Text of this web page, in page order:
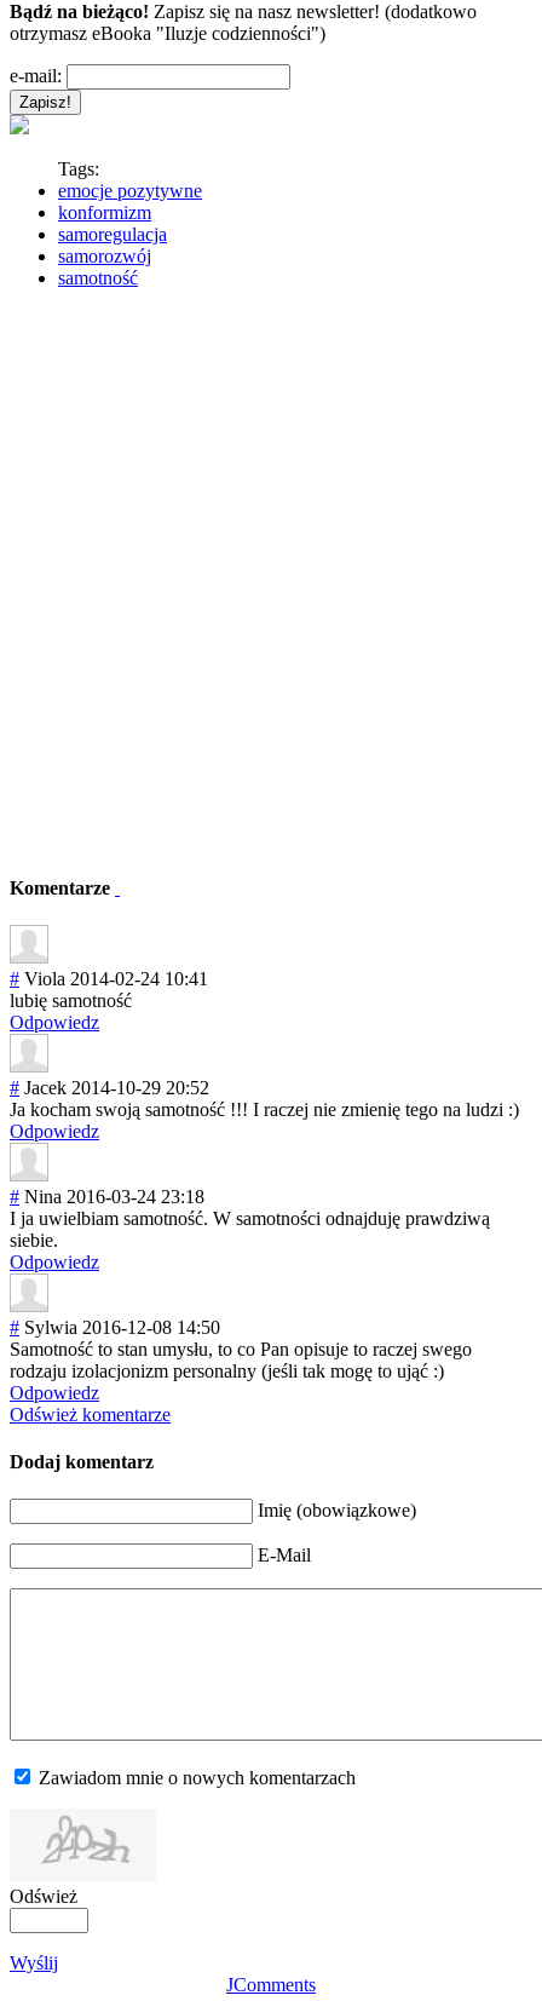
Bądź na bieżąco! Zapisz się na nasz newsletter! (dodatkowo
otrzymasz eBooka "Iluzje codzienności")
e-mail:
Tags:
emocje pozytywne
konformizm
samoregulacja
samorozwój
samotność
Komentarze
# Viola 2014-02-24 10:41
lubię samotność
Odpowiedz
# Jacek 2014-10-29 20:52
Ja kocham swoją samotność !!! I raczej nie zmienię tego na ludzi :)
Odpowiedz
# Nina 2016-03-24 23:18
I ja uwielbiam samotność. W samotności odnajduję prawdziwą
siebie.
Odpowiedz
# Sylwia 2016-12-08 14:50
Samotność to stan umysłu, to co Pan opisuje to raczej swego
rodzaju izolacjonizm personalny (jeśli tak mogę to ująć :)
Odpowiedz
Odśwież komentarze
Dodaj komentarz
Imię (obowiązkowe)
E-Mail
Zawiadom mnie o nowych komentarzach
Odśwież
Wyślij
JComments